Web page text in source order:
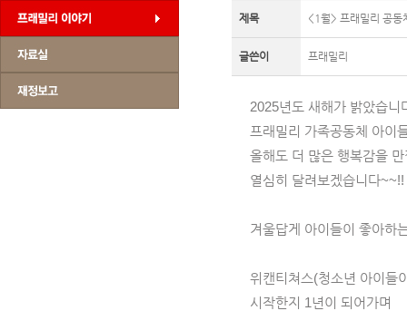
제목 <1월> 프래밀리 공동
글쓴이 프래밀리
2025년도 새해가 밝았습니
프래밀리 가족공동체 아이
올해도 더 많은 행복감을
열심히 달려보겠습니다~~!!
겨울답게 아이들이 좋아하
위캔티쳐스(청소년 아이들
시작한지 1년이 되어가며